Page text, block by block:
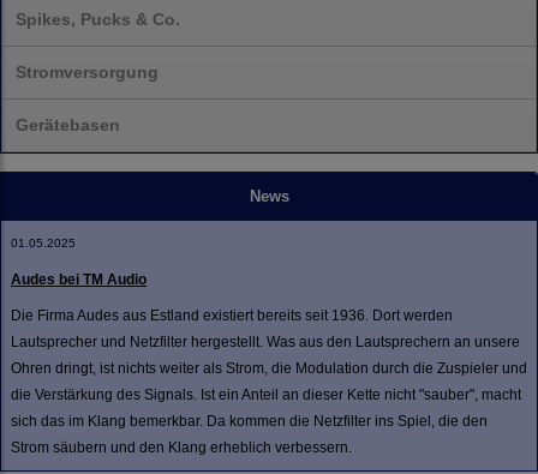
Spikes, Pucks & Co.
Stromversorgung
Gerätebasen
News
01.05.2025
Audes bei TM Audio
Die Firma Audes aus Estland existiert bereits seit 1936. Dort werden
Lautsprecher und Netzfilter hergestellt. Was aus den Lautsprechern an unsere
Ohren dringt, ist nichts weiter als Strom, die Modulation durch die Zuspieler und
die Verstärkung des Signals. Ist ein Anteil an dieser Kette nicht "sauber", macht
sich das im Klang bemerkbar. Da kommen die Netzfilter ins Spiel, die den
Strom säubern und den Klang erheblich verbessern.